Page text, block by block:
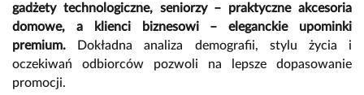
gadżety technologiczne, seniorzy – praktyczne akcesoria
domowe, a klienci biznesowi – eleganckie upominki
premium. Dokładna analiza demografii, stylu życia i
oczekiwań odbiorców pozwoli na lepsze dopasowanie
promocji.